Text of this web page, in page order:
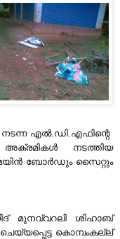
എല്‍.ഡി.എഫിന്റെ
അക്രമികള്‍ നടത്തിയ
ബോര്‍ഡും സൈറ്റും
മുനവ്വറലി ശിഹാബ്
കൊമ്പംകല്ല്